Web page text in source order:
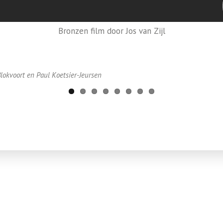
Bronzen film door Jos van Zijl
en Paul Koetsier-Jeursen